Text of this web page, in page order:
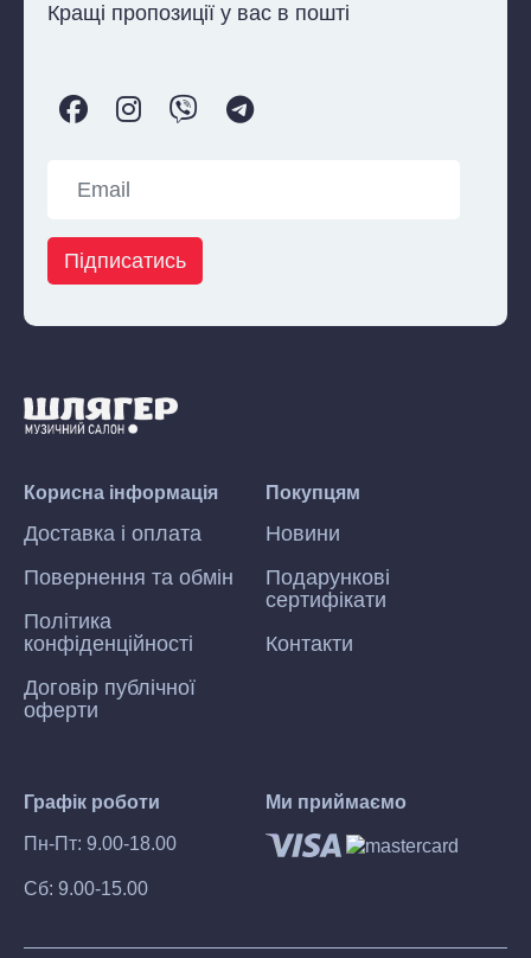
Кращі пропозиції у вас в пошті
Підписатись
Графік роботи
Пн-Пт: 9.00-18.00
Сб: 9.00-15.00
Покупцям
Новини
Подарункові
сертифікати
Контакти
Корисна інформація
Доставка і оплата
Повернення та обмін
Політика
конфіденційності
Договір публічної
оферти
Ми приймаємо